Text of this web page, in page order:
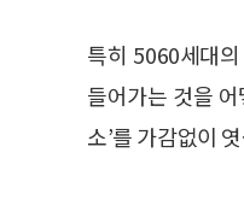
특히 5060세대
들어가는 것을
소’를 가감없이